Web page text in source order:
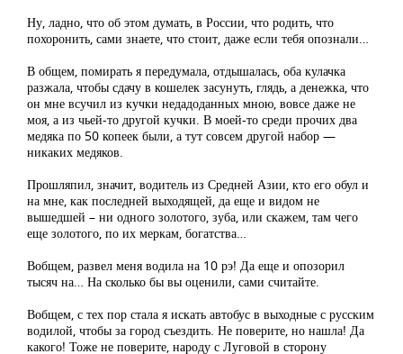
Ну, ладно, что об этом думать, в России, что родить, что
похоронить, сами знаете, что стоит, даже если тебя опознали…
В общем, помирать я передумала, отдышалась, оба кулачка
разжала, чтобы сдачу в кошелек засунуть, глядь, а денежка, что
он мне всучил из кучки недадоданных мною, вовсе даже не
моя, а из чьей-то другой кучки. В моей-то среди прочих два
медяка по 50 копеек были, а тут совсем другой набор —
никаких медяков.
Прошляпил, значит, водитель из Средней Азии, кто его обул и
на мне, как последней выходящей, да еще и видом не
вышедшей – ни одного золотого, зуба, или скажем, там чего
еще золотого, по их меркам, богатства…
Вобщем, развел меня водила на 10 рэ! Да еще и опозорил
тысяч на… На сколько бы вы оценили, сами считайте.
Вобщем, с тех пор стала я искать автобус в выходные с русским
водилой, чтобы за город съездить. Не поверите, но нашла! Да
какого! Тоже не поверите, народу с Луговой в сторону